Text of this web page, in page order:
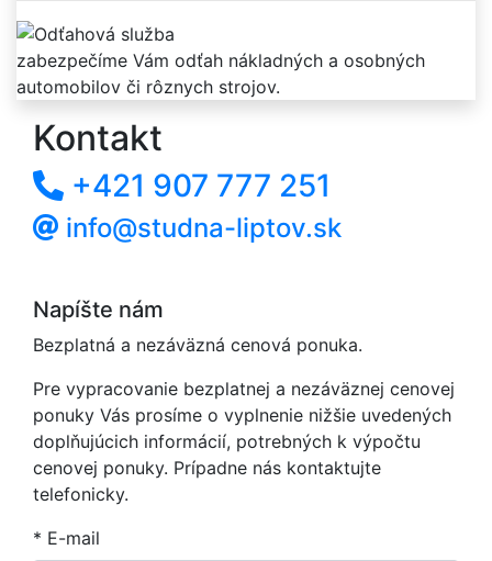
zabezpečíme Vám odťah nákladných a osobných
automobilov či rôznych strojov.
Kontakt
+421 907 777 251
info@studna-liptov.sk
Napíšte nám
Bezplatná a nezáväzná cenová ponuka.
Pre vypracovanie bezplatnej a nezáväznej cenovej
ponuky Vás prosíme o vyplnenie nižšie uvedených
doplňujúcich informácií, potrebných k výpočtu
cenovej ponuky. Prípadne nás kontaktujte
telefonicky.
* E-mail